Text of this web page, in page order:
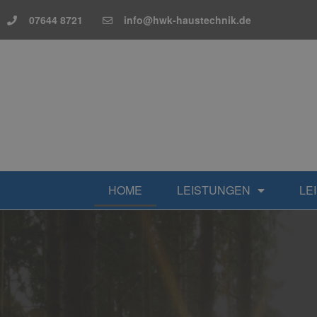
07644 8721 info@hwk-haustechnik.de
HOME LEISTUNGEN